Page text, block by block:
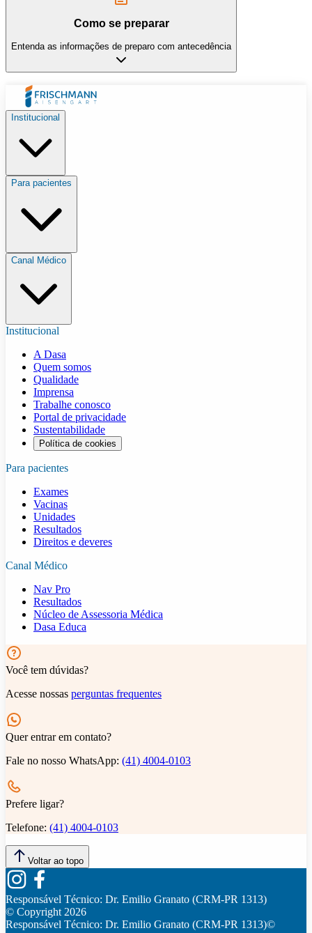
Como se preparar
Entenda as informações de preparo com antecedência
Institucional
Para pacientes
Canal Médico
Institucional
A Dasa
Quem somos
Qualidade
Imprensa
Trabalhe conosco
Portal de privacidade
Sustentabilidade
Política de cookies
Para pacientes
Exames
Vacinas
Unidades
Resultados
Direitos e deveres
Canal Médico
Nav Pro
Resultados
Núcleo de Assessoria Médica
Dasa Educa
Você tem dúvidas?
Acesse nossas perguntas frequentes
Quer entrar em contato?
Fale no nosso WhatsApp: (41) 4004-0103
Prefere ligar?
Telefone: (41) 4004-0103
Voltar ao topo
Responsável Técnico: Dr. Emilio Granato (CRM-PR 1313)
© Copyright2026
Responsável Técnico: Dr. Emilio Granato (CRM-PR 1313)©